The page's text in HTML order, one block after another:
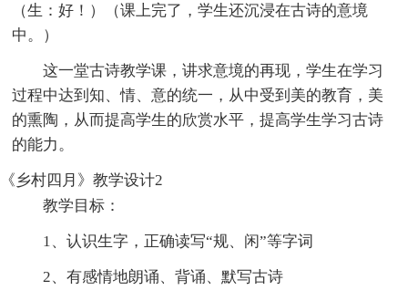
（生：好！）（课上完了，学生还沉浸在古诗的意境
中。）
这一堂古诗教学课，讲求意境的再现，学生在学习
过程中达到知、情、意的统一，从中受到美的教育，美
的熏陶，从而提高学生的欣赏水平，提高学生学习古诗
的能力。
《乡村四月》教学设计2
教学目标：
1、认识生字，正确读写“规、闲”等字词
2、有感情地朗诵、背诵、默写古诗